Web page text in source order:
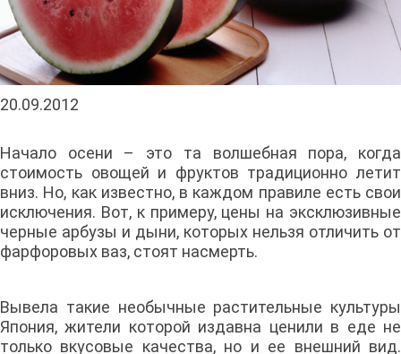
20.09.2012
Начало осени – это та волшебная пора, когда
стоимость овощей и фруктов традиционно летит
вниз. Но, как известно, в каждом правиле есть свои
исключения. Вот, к примеру, цены на эксклюзивные
черные арбузы и дыни, которых нельзя отличить от
фарфоровых ваз, стоят насмерть.
Вывела такие необычные растительные культуры
Япония, жители которой издавна ценили в еде не
только вкусовые качества, но и ее внешний вид.